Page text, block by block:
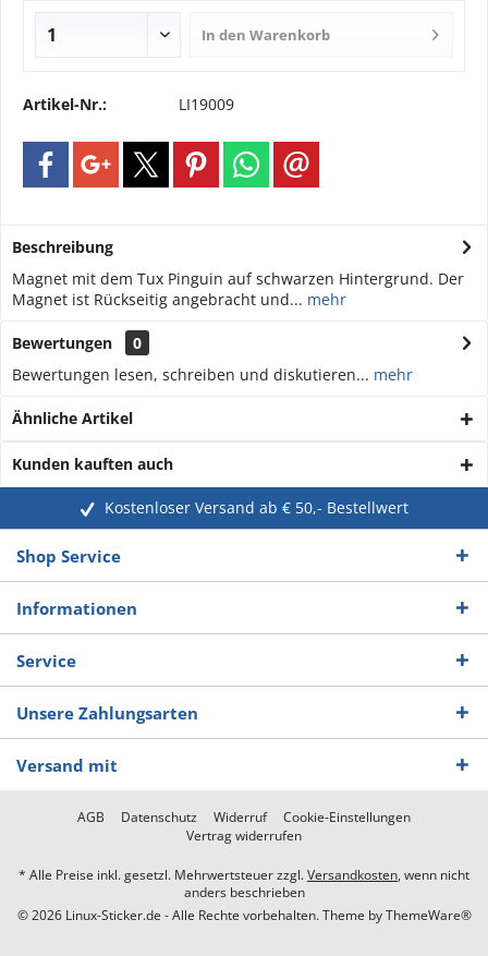
In den Warenkorb
Artikel-Nr.: LI19009
Beschreibung
Magnet mit dem Tux Pinguin auf schwarzen Hintergrund. Der
Magnet ist Rückseitig angebracht und... mehr
Bewertungen
0
Bewertungen lesen, schreiben und diskutieren... mehr
Ähnliche Artikel
Kunden kauften auch
Kostenloser Versand ab € 50,- Bestellwert
Shop Service
Informationen
Service
Unsere Zahlungsarten
Versand mit
AGB Datenschutz Widerruf
Cookie-Einstellungen
Vertrag widerrufen
* Alle Preise inkl. gesetzl. Mehrwertsteuer zzgl.Versandkosten, wenn nicht
anders beschrieben
© 2026 Linux-Sticker.de - Alle Rechte vorbehalten. Theme byThemeWare®